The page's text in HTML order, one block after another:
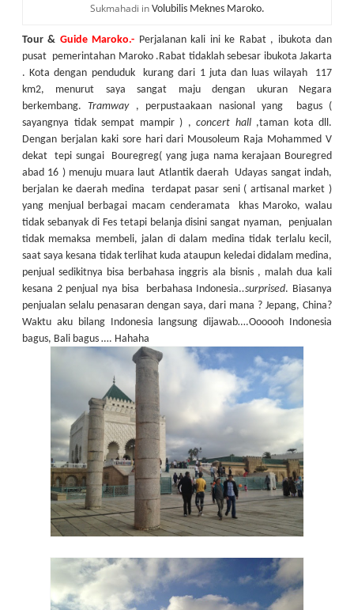
Sukmahadi in Volubilis Meknes Maroko.
Tour & Guide Maroko.- Perjalanan kali ini ke Rabat , ibukota dan
pusat pemerintahan Maroko .Rabat tidaklah sebesar ibukota Jakarta
. Kota dengan penduduk kurang dari 1 juta dan luas wilayah 117
km2, menurut saya sangat maju dengan ukuran Negara
berkembang.Tramway, perpustaakaan nasional yang bagus (
sayangnya tidak sempat mampir ) , concert hall,taman kota dll.
Dengan berjalan kaki sore hari dari Mousoleum Raja Mohammed V
dekat tepi sungai Bouregreg( yang juga nama kerajaan Bouregred
abad 16 ) menuju muara laut Atlantik daerah Udayas sangat indah,
berjalan ke daerah medina terdapat pasar seni ( artisanal market )
yang menjual berbagai macam cenderamata khas Maroko, walau
tidak sebanyak di Fes tetapi belanja disini sangat nyaman, penjualan
tidak memaksa membeli, jalan di dalam medina tidak terlalu kecil,
saat saya kesana tidak terlihat kuda ataupun keledai didalam medina,
penjual sedikitnya bisa berbahasa inggris ala bisnis , malah dua kali
kesana 2 penjual nya bisa berbahasa Indonesia..surprised. Biasanya
penjualan selalu penasaran dengan saya, dari mana ? Jepang, China?
Waktu aku bilang Indonesia langsung dijawab….Oooooh Indonesia
bagus, Bali bagus …. Hahaha